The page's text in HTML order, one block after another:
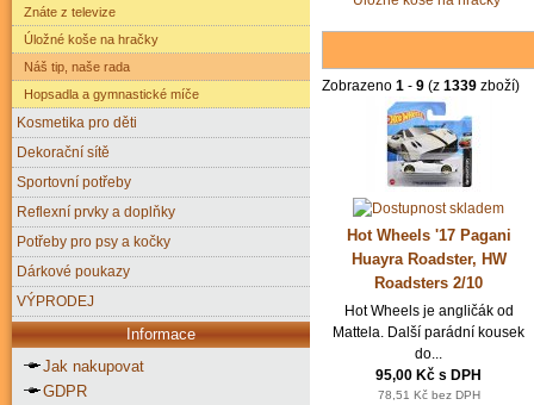
Zobrazeno 1 - 9 (z 1339 zboží)
Hot Wheels '17 Pagani
Huayra Roadster, HW
Roadsters 2/10
Hot Wheels je angličák od
Mattela. Další parádní kousek
do...
95,00 Kč s DPH
78,51 Kč bez DPH
Znáte z televize
Úložné koše na hračky
Náš tip, naše rada
Hopsadla a gymnastické míče
Kosmetika pro děti
Dekorační sítě
Sportovní potřeby
Reflexní prvky a doplňky
Potřeby pro psy a kočky
Dárkové poukazy
VÝPRODEJ
Informace
Jak nakupovat
GDPR